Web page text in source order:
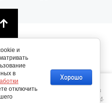
Илья Владимирович ОГРН:
662501876407
и метаданные. Продолжая
на использование нами файлов
сПолитикой конфиденциальности
и
в
отключить
Хорошо